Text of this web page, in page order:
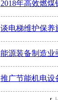
2018年高效燃
谈电梯维护保养
能源装备制造业
推广节能机电设